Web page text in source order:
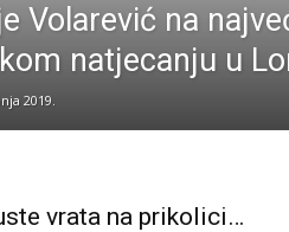
Volarević na
natjecanju u
2019.
vrata na prikolici…